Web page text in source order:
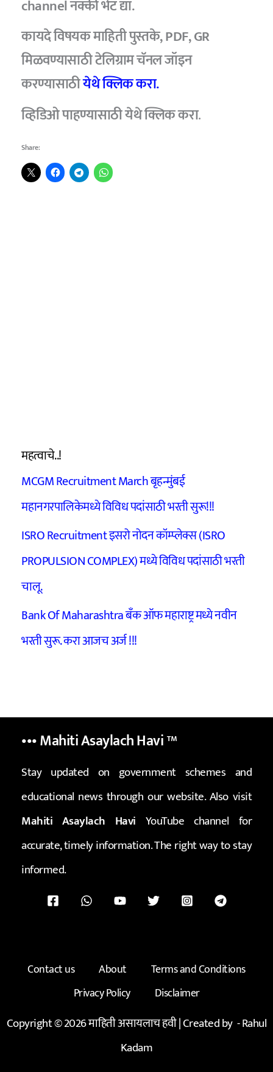
channel नक्की भेट द्या.
कायदे विषयक माहिती पुस्तके, PDF, GR
मिळवण्यासाठी टेलिग्राम चॅनल जॉइन
करण्यासाठीयेथे क्लिक करा.
व्हिडिओ पाहण्यासाठीयेथे क्लिक करा.
Share:
महत्वाचे..!
MCGM Recruitment March बृहन्मुंबई
महानगरपालिकेमध्ये विविध पदांसाठी भरती सुरू!!!
ISRO Recruitment इसरो नोदन कॉम्प्लेक्स (ISRO
PROPULSION COMPLEX) मध्ये विविध पदांसाठी भरती
चालू.
Bank Of Maharashtra बँक ऑफ महाराष्ट्र मध्ये नवीन
भरती सुरू. करा आजच अर्ज !!!
••• Mahiti Asaylach Havi™
Stay updated on government schemes and
educational news through our website. Also visit
Mahiti Asaylach Havi YouTube channel for
accurate, timely information. The right way to stay
informed.
Contact us About
Terms and Conditions
Privacy Policy
Disclaimer
Copyright © 2026 माहिती असायलाच हवी | Created by -Rahul
Kadam